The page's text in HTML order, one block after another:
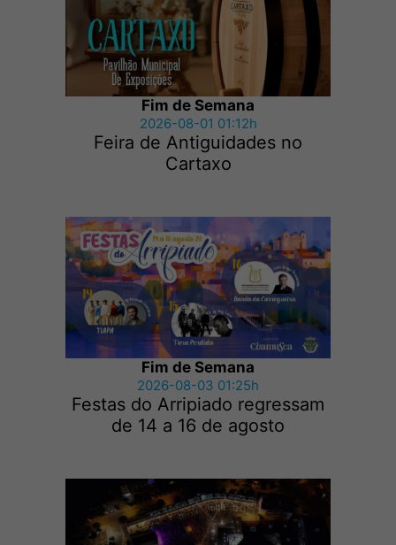
Fim de Semana
2026-08-01 01:12h
Feira de Antiguidades no
Cartaxo
Fim de Semana
2026-08-03 01:25h
Festas do Arripiado regressam
de 14 a 16 de agosto